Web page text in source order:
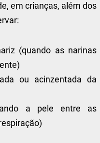
em crianças, além dos
(quando as narinas
ou acinzentada da
a pele entre as